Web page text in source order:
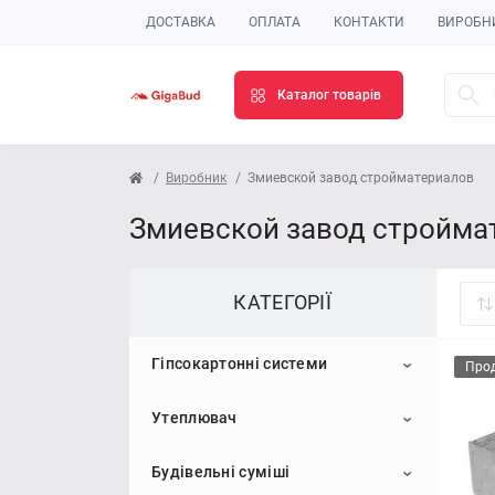
ДОСТАВКА ОПЛАТА КОНТАКТИ
Каталог товарів
Виробник Змиевской завод стройматериалов
Змиевской завод
КАТЕГОРІЇ
Гіпсокартонні системи
Гіпсокартон
Стельовий гіпсокартон
Профіль для гіпсокартону
Утеплювач
Пінопласт
Будівельні суміші